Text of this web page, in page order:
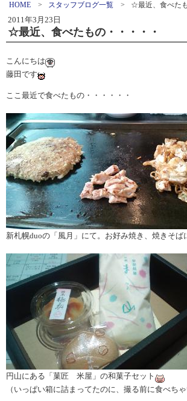
HOME > スタッフブログ一覧 > ☆最近、食べた
2011年3月23日
☆最近、食べたもの・・・・・
こんにちは
藤田です
ここ最近で食べたもの・・・・・・
新札幌duoの「風月」にて。お好み焼き、焼きそば
円山にある「菓匠 米屋」の和菓子セット
（いっぱい箱に詰まってたのに、撮る前に食べち